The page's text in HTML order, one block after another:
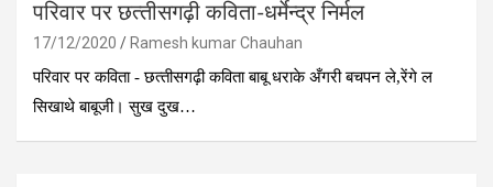
परिवार पर छत्‍तीसगढ़ी कविता-धर्मेन्‍द्र निर्मल
17/12/2020
Ramesh kumar Chauhan
परिवार पर कविता - छत्‍तीसगढ़ी कविता बाबू धराके अँगरी बचपन ले,रेंगे ल
सिखाथे बाबूजी। सुख दुख…